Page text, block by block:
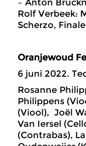
– Anton
Rolf Verbeek:
Scherzo,
Oranjewoud
6 juni 2022.
Rosanne
Philippens
(Viool), Joël
Van Iersel
(Contrabas),